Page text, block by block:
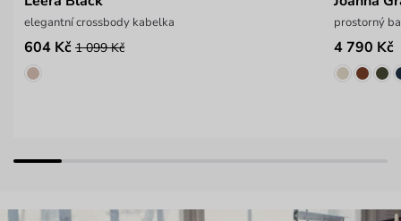
elegantní crossbody kabelka
604 Kč 1 099 Kč
prostorný
4 790 Kč